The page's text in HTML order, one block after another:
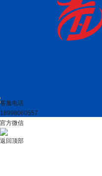
客服电话
18998060557
官方微信
返回顶部